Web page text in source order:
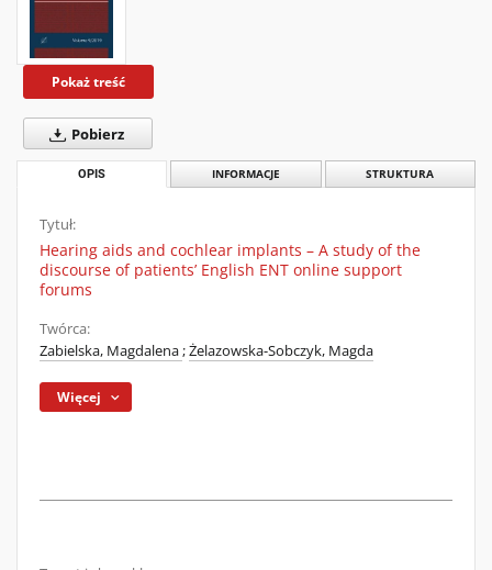
Pokaż treść
Pobierz
OPIS INFORMACJE STRUKTURA
Tytuł:
Hearing aids and cochlear implants – A study of the
discourse of patients’ English ENT online support
forums
Twórca:
Zabielska, Magdalena;Żelazowska-Sobczyk, Magda
Więcej